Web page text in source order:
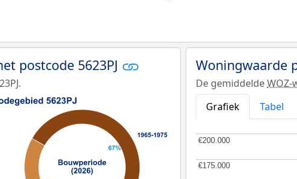
postcode 5623PJ Woningwaarde
De gemiddeldeWOZ-
Grafiek
Tabel
€175.000
€175.000
€200.000
€200.000